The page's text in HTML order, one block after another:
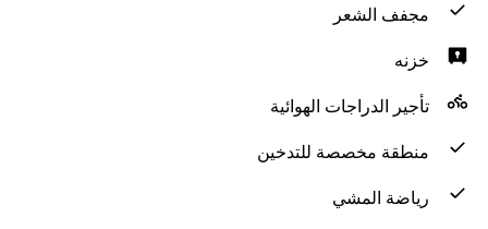
مجفف الشعر
خزنه
تأجير الدراجات الهوائية
منطقة مخصصة للتدخين
رياضة المشي